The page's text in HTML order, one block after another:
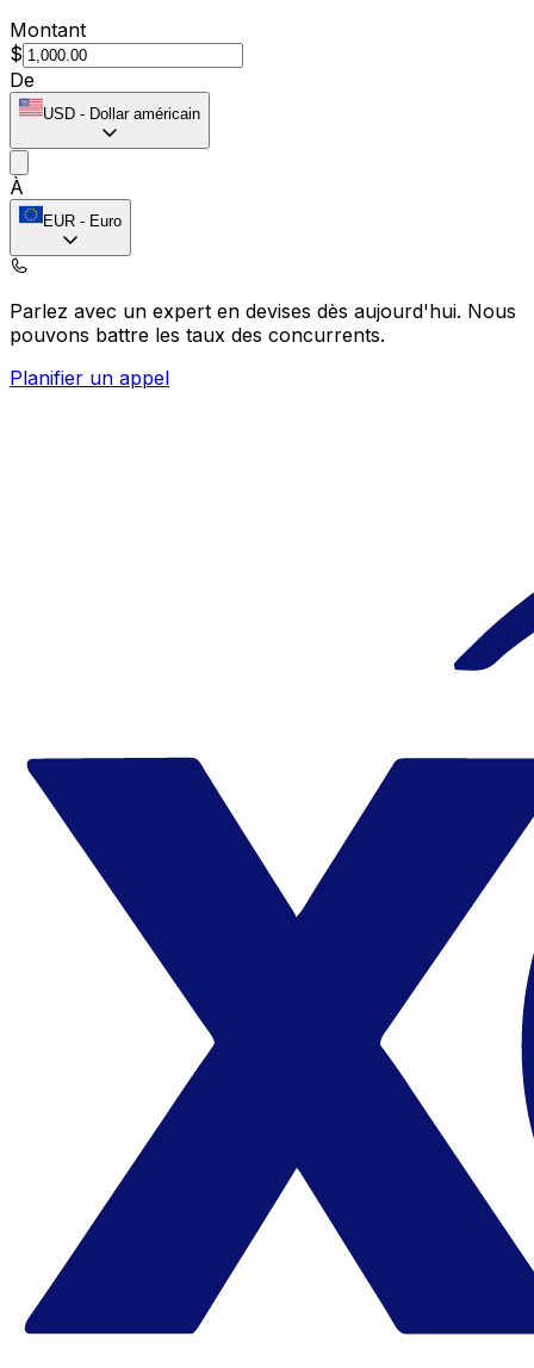
Montant
$
De
USD - Dollar américain
À
EUR - Euro
Parlez avec un expert en devises dès aujourd'hui. Nous
pouvons battre les taux des concurrents.
Planifier un appel